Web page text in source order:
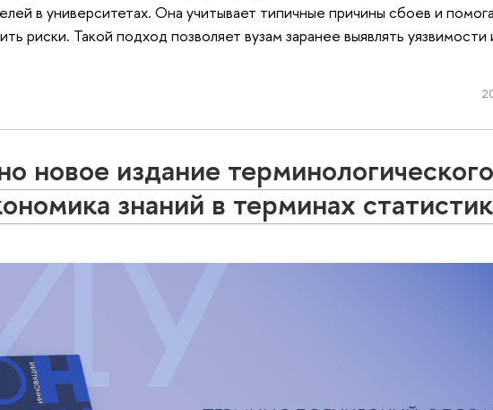
в университетах. Она учитывает типичные причины сбоев и
риски. Такой подход позволяет вузам заранее выявлять
новое издание терминологического
знаний в терминах